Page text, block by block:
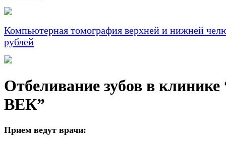
Компьютерная томография верхней и нижней
рублей
Отбеливание зубов в
ВЕК”
Прием ведут врачи: